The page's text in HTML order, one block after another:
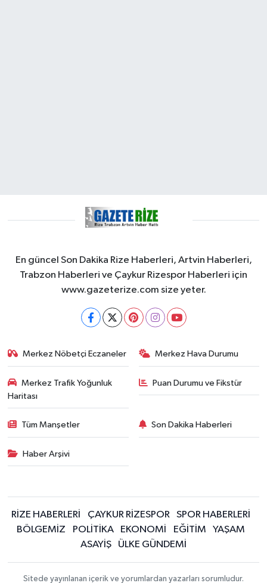
En güncel Son Dakika Rize Haberleri, Artvin Haberleri,
Trabzon Haberleri ve Çaykur Rizespor Haberleri için
www.gazeterize.com size yeter.
Merkez Nöbetçi Eczaneler Merkez Hava Durumu
Merkez Trafik Yoğunluk
Haritası
Puan Durumu ve Fikstür
Tüm Manşetler Son Dakika Haberleri
Haber Arşivi
RİZE HABERLERİ ÇAYKUR RİZESPOR
SPOR HABERLERİ
BÖLGEMİZ
POLİTİKA EKONOMİ EĞİTİM
YAŞAM
ASAYİŞ
ÜLKE GÜNDEMİ
Sitede yayınlanan içerik ve yorumlardan yazarları sorumludur.